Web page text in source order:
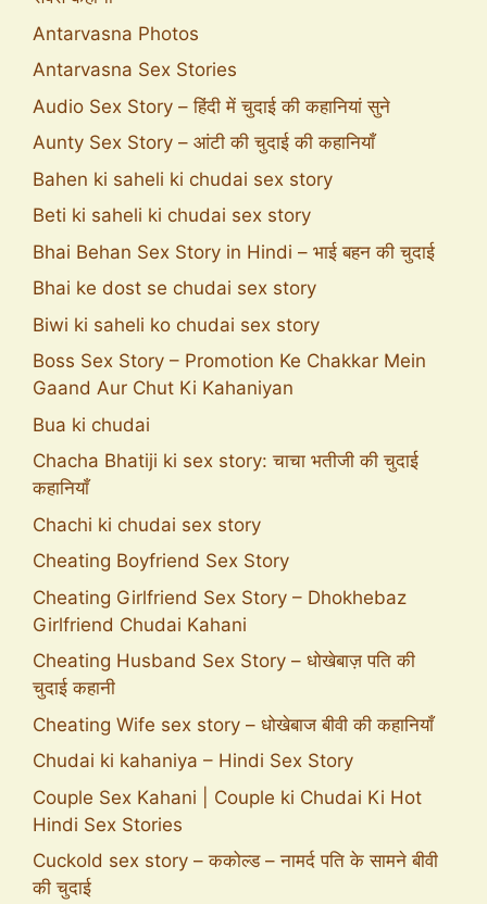
Antarvasna Photos
Antarvasna Sex Stories
Audio Sex Story – हिंदी में चुदाई की कहानियां सुने
Aunty Sex Story – आंटी की चुदाई की कहानियाँ
Bahen ki saheli ki chudai sex story
Beti ki saheli ki chudai sex story
Bhai Behan Sex Story in Hindi – भाई बहन की चुदाई
Bhai ke dost se chudai sex story
Biwi ki saheli ko chudai sex story
Boss Sex Story – Promotion Ke Chakkar Mein
Gaand Aur Chut Ki Kahaniyan
Bua ki chudai
Chacha Bhatiji ki sex story: चाचा भतीजी की चुदाई
कहानियाँ
Chachi ki chudai sex story
Cheating Boyfriend Sex Story
Cheating Girlfriend Sex Story – Dhokhebaz
Girlfriend Chudai Kahani
Cheating Husband Sex Story – धोखेबाज़ पति की
चुदाई कहानी
Cheating Wife sex story – धोखेबाज बीवी की कहानियाँ
Chudai ki kahaniya – Hindi Sex Story
Couple Sex Kahani | Couple ki Chudai Ki Hot
Hindi Sex Stories
Cuckold sex story – ककोल्ड – नामर्द पति के सामने बीवी
की चुदाई